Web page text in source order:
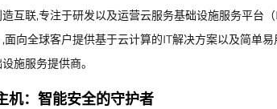
互联,专注于研发以及运营云服务基础设施服务平台
向全球客户提供基于云计算的IT解决方案以及简单易
施服务提供商。
机：智能安全的守护者